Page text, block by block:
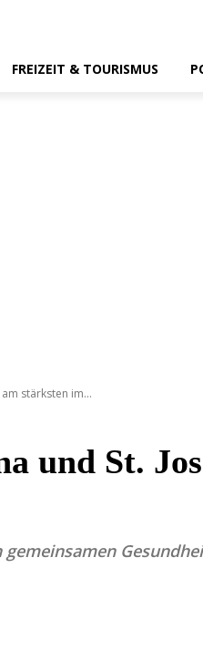
FREIZEIT & TOURISMUS
stärksten im...
und St.